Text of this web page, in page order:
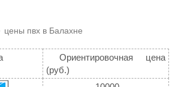
цены пвх в Балахне
Ориентировочная цена
(руб.)